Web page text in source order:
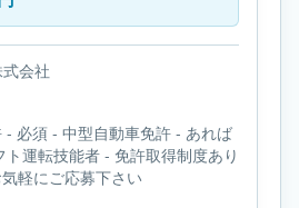
会社
- 必須 - 中型自動車免許 - あれば
運転技能者 - 免許取得制度あり
軽にご応募下さい